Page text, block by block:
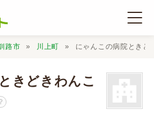
路市 川上町 にゃんこの病院ときど
きどきわんこ